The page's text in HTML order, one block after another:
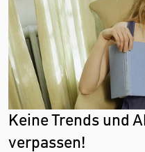
Keine Trends und
verpassen!